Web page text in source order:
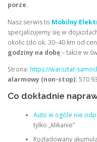
porze.
Nasz serwis to Mobilny
specjalizujemy się w
okolic (do ok. 30–40 km od
godziny na dobę– także w
Strona: https://warsztat-
alarmowy (non-stop): 570
Co dokładnie
Auto w ogóle nie
tylko „klikanie”
Rozładowany